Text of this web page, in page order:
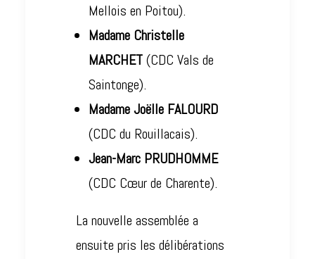
Mellois en Poitou).
Madame Christelle
MARCHET(CDC Vals de
Saintonge).
Madame Joëlle FALOURD
(CDC du Rouillacais).
Jean-Marc PRUDHOMME
(CDC Cœur de Charente).
La nouvelle assemblée a
ensuite pris les délibérations